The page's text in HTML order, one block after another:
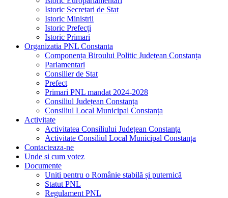
Istoric Secretari de Stat
Istoric Ministrii
Istoric Prefecți
Istoric Primari
Organizatia PNL Constanta
Componența Biroului Politic Județean Constanța
Parlamentari
Consilier de Stat
Prefect
Primari PNL mandat 2024-2028
Consiliul Județean Constanța
Consiliul Local Municipal Constanța
Activitate
Activitatea Consiliului Județean Constanța
Activitate Consiliul Local Municipal Constanța
Contacteaza-ne
Unde si cum votez
Documente
Uniti pentru o Românie stabilă și puternică
Statut PNL
Regulament PNL